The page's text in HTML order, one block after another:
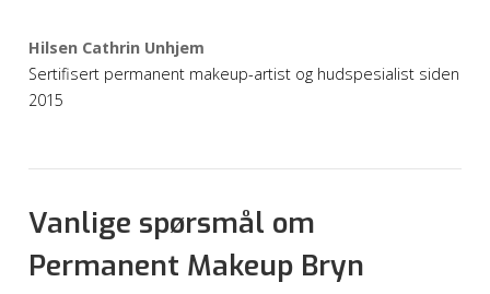
Hilsen Cathrin Unhjem
Sertifisert permanent makeup-artist og hudspesialist siden
2015
Vanlige spørsmål om
Permanent Makeup Bryn